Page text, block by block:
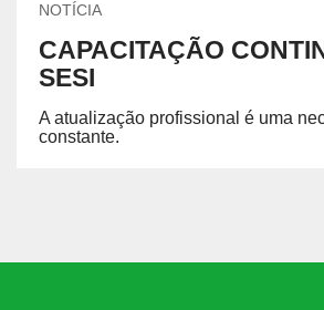
NOTÍCIA
CAPACITAÇÃO
SESI
A atualização profissional é uma
constante.